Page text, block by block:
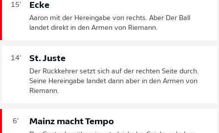
15' Ecke
Aaron mit der Hereingabe von rechts. Aber Der Ball
landet direkt in den Armen von Riemann.
14' St. Juste
Der Rückkehrer setzt sich auf der rechten Seite durch.
Seine Hereingabe landet dann aber in den Armen von
Riemann.
6' Mainz macht Tempo